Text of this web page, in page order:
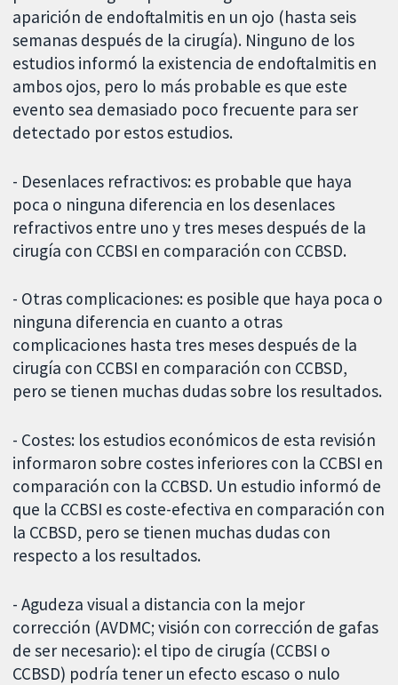
aparición de endoftalmitis en un ojo (hasta seis
semanas después de la cirugía). Ninguno de los
estudios informó la existencia de endoftalmitis en
ambos ojos, pero lo más probable es que este
evento sea demasiado poco frecuente para ser
detectado por estos estudios.
- Desenlaces refractivos: es probable que haya
poca o ninguna diferencia en los desenlaces
refractivos entre uno y tres meses después de la
cirugía con CCBSI en comparación con CCBSD.
- Otras complicaciones: es posible que haya poca o
ninguna diferencia en cuanto a otras
complicaciones hasta tres meses después de la
cirugía con CCBSI en comparación con CCBSD,
pero se tienen muchas dudas sobre los resultados.
- Costes: los estudios económicos de esta revisión
informaron sobre costes inferiores con la CCBSI en
comparación con la CCBSD. Un estudio informó de
que la CCBSI es coste-efectiva en comparación con
la CCBSD, pero se tienen muchas dudas con
respecto a los resultados.
- Agudeza visual a distancia con la mejor
corrección (AVDMC; visión con corrección de gafas
de ser necesario): el tipo de cirugía (CCBSI o
CCBSD) podría tener un efecto escaso o nulo